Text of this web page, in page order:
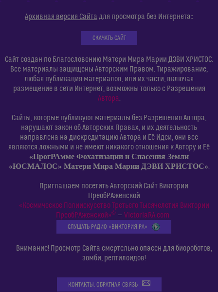
Архивная версия Сайта для просмотра без Интернета:
СКАЧАТЬ САЙТ
Сайт создан по Благословению Матери Мира Марии ДЭВИ ХРИСТОС.
Все материалы защищены Авторским Правом. Тиражирование,
любая публикация материалов, или их части, включая
размещение в сети Интернет, возможны только с Разрешения
Автора.
Сайты, которые публикуют материалы без Разрешения Автора,
нарушают закон об Авторских Правах, и их деятельность
направлена на дискредитацию Автора и Её Идеи, они все
являются ложными и не имеют никакого отношения к Автору и Её
«ПрогРАмме Фохатизации и Спасения Земли
«ЮСМАЛОС» Матери Мира Марии ДЭВИ ХРИСТОС».
Приглашаем посетить Авторский Сайт Виктории
ПреобРАженской
«Космическое Полиискусство Третьего Тысячелетия Виктории
ПреобРАженской»©— VictoriaRA.com
СЛУШАТЬ РАДИО «ВИКТОРИЯ РА»
Внимание! Просмотр Сайта смертельно опасен для биороботов,
зомби, рептилоидов!
КОНТАКТЫ. ОБРАТНАЯ СВЯЗЬ